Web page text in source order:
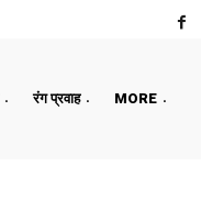
रंग प्रवाह MORE